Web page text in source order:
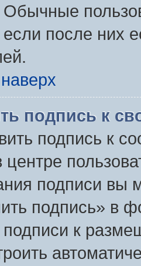
после них
подпись к
подпись к
центре
подписи вы
подпись» в
подписи к